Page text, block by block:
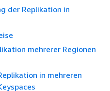
der Replikation in
mehrerer Regionen
in mehreren